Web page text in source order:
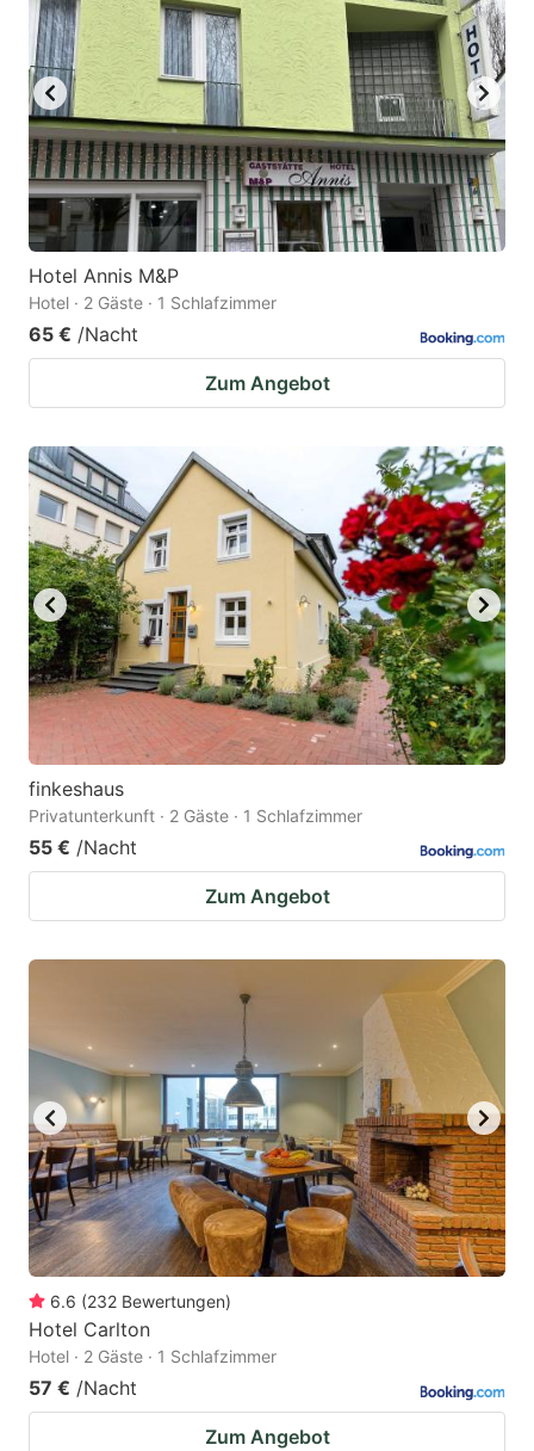
Hotel Annis M&P
Hotel · 2 Gäste · 1 Schlafzimmer
65 € /Nacht
Zum Angebot
finkeshaus
Privatunterkunft · 2 Gäste · 1 Schlafzimmer
55 € /Nacht
Zum Angebot
6.6 (232 Bewertungen)
Hotel Carlton
Hotel · 2 Gäste · 1 Schlafzimmer
57 € /Nacht
Zum Angebot